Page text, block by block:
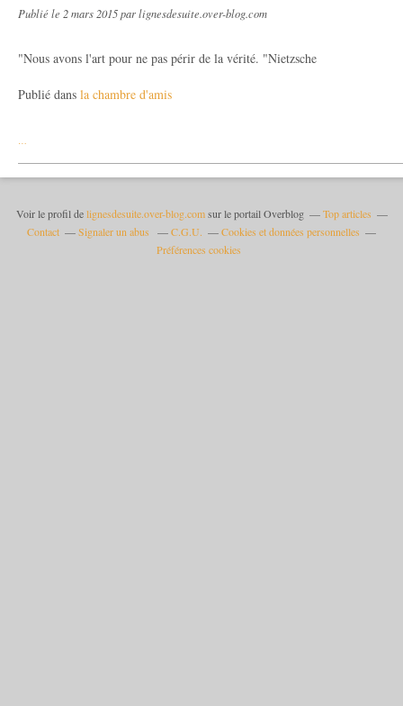
Publié le 2 mars 2015par lignesdesuite.over-blog.com
"Nous avons l'art pour ne pas périr de la vérité. "Nietzsche
Publié dans la chambre d'amis
…
Voir le profil delignesdesuite.over-blog.comsur le portail Overblog
Top articles
Contact
Signaler un abus C.G.U.
Cookies et données personnelles
Préférences cookies